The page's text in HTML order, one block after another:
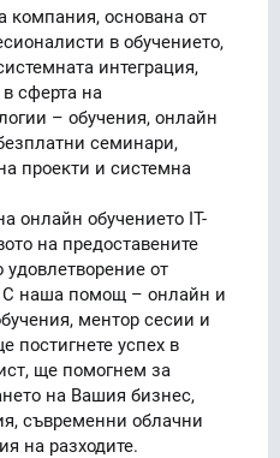
компания, основана от
в обучението,
интеграция,
в сферта на
– обучения, онлайн
семинари,
проекти и системна
онлайн обучението IT-
на предоставените
удовлетворение от
С наша помощ – онлайн и
ментор сесии и
постигнете успех в
ще помогнем за
на Вашия бизнес,
съвременни облачни
на разходите.